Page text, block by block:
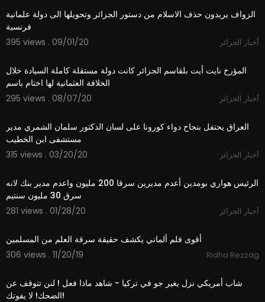
الزواف يريدون حذف الاسلام من دستور الجزائر وتحويلها الى دولة علمانية
فرنسية
395 views . 09/01/20
أخبار الجزائر
المؤرخ نايت أيت بلقاسم الجزائر كانت دولة مستقلة كاملة السيادة خلال
الخلافة العثمانية لها اختام باسم
295 views . 08/07/20
أخبار الجزائر
العراق يحتفل بنجاح دواء كورونا على لسان الدكتور سلمان الشمري مدير
مستشفى ابن الخطيب
315 views . 03/20/20
أخبار الجزائر
الرئيس هواري بومدين أعدم مديرين سرقا 200 مليون واعدم مدير بنك لانه
سرق 30 مليون سنتيم
281 views . 01/28/20
أخبار الجزائر
أقوى فلم ألماني يكشف حقيقة سرقة العلم من المسلمين
306 views . 11/20/19
Ridha Rezzag
شاب أمريكي نزل يغير جو في تركيا - شاهد ماذا فعل ! لنن تتوقف عن
الضحك! لا يفوتك!